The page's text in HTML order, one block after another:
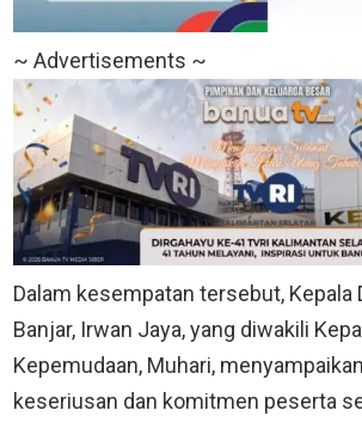
~ Advertisements ~
Dalam kesempatan tersebut, Kepala
Banjar, Irwan Jaya, yang diwakili
Kepemudaan, Muhari,
keseriusan dan komitmen peserta